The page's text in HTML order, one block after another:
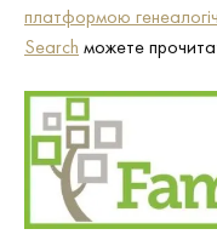
платформою
Search можете